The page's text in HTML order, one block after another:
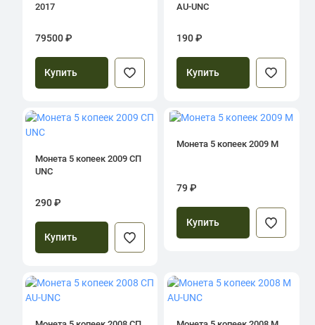
2017
79500 ₽
Купить
AU-UNC
190 ₽
Купить
Монета 5 копеек 2009 СП
UNC
290 ₽
Купить
Монета 5 копеек 2009 М
79 ₽
Купить